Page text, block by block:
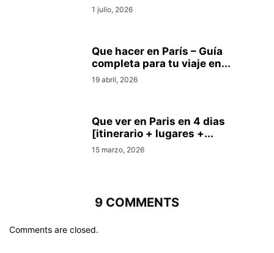
1 julio, 2026
Que hacer en Parí­s – Guí­a
completa para tu viaje en...
19 abril, 2026
Que ver en Pari­s en 4 di­as
[itinerario + lugares +...
15 marzo, 2026
9 COMMENTS
Comments are closed.